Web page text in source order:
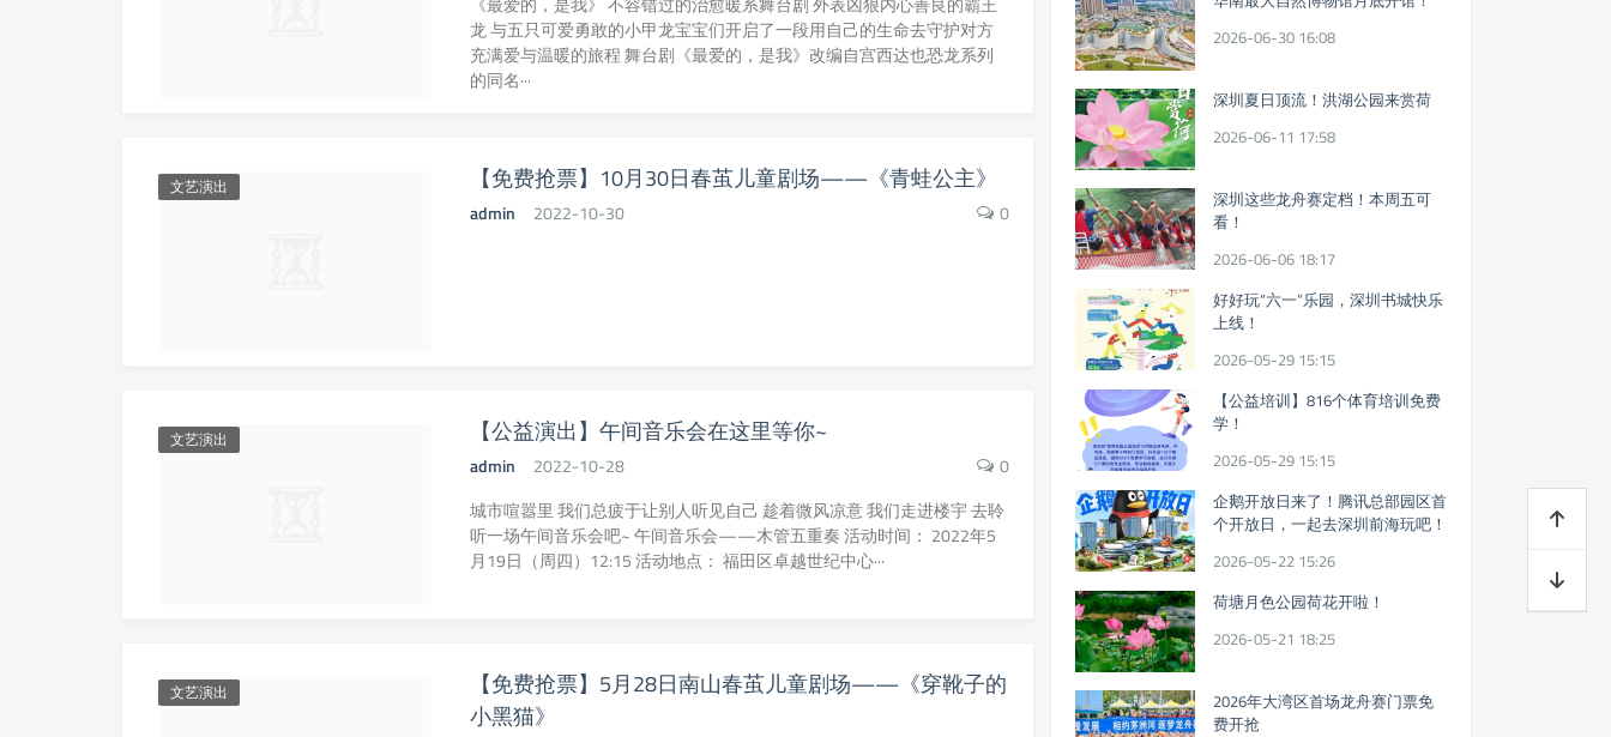
龙 与五只可爱勇敢的小甲龙宝宝们开启了一段用自己的生命去守护对方
充满爱与温暖的旅程 舞台剧《最爱的，是我》改编自宫西达也恐龙系列
的同名···
文艺演出 【免费抢票】10月30日春茧儿童剧场——《青蛙公主》
admin 2022-10-30 0
文艺演出 【公益演出】午间音乐会在这里等你~
admin 2022-10-28
0
城市喧嚣里 我们总疲于让别人听见自己 趁着微风凉意 我们走进楼宇 去聆
听一场午间音乐会吧~ 午间音乐会——木管五重奏 活动时间： 2022年5
月19日（周四）12:15 活动地点： 福田区卓越世纪中心···
文艺演出
【免费抢票】5月28日南山春茧儿童剧场——《穿靴子的
小黑猫》
2026-06-30 16:08
深圳夏日顶流！洪湖公园来赏荷
2026-06-11 17:58
深圳这些龙舟赛定档！本周五可
看！
2026-06-06 18:17
好好玩“六一”乐园，深圳书城快乐
上线！
2026-05-29 15:15
【公益培训】816个体育培训免费
学！
2026-05-29 15:15
企鹅开放日来了！腾讯总部园区首
个开放日，一起去深圳前海玩吧！
2026-05-22 15:26
荷塘月色公园荷花开啦！
2026-05-21 18:25
2026年大湾区首场龙舟赛门票免
费开抢